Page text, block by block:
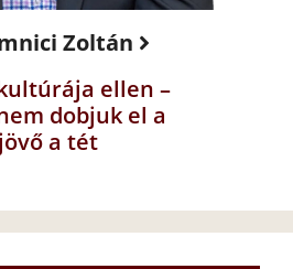
Zoltán
ellen –
dobjuk el a
a tét